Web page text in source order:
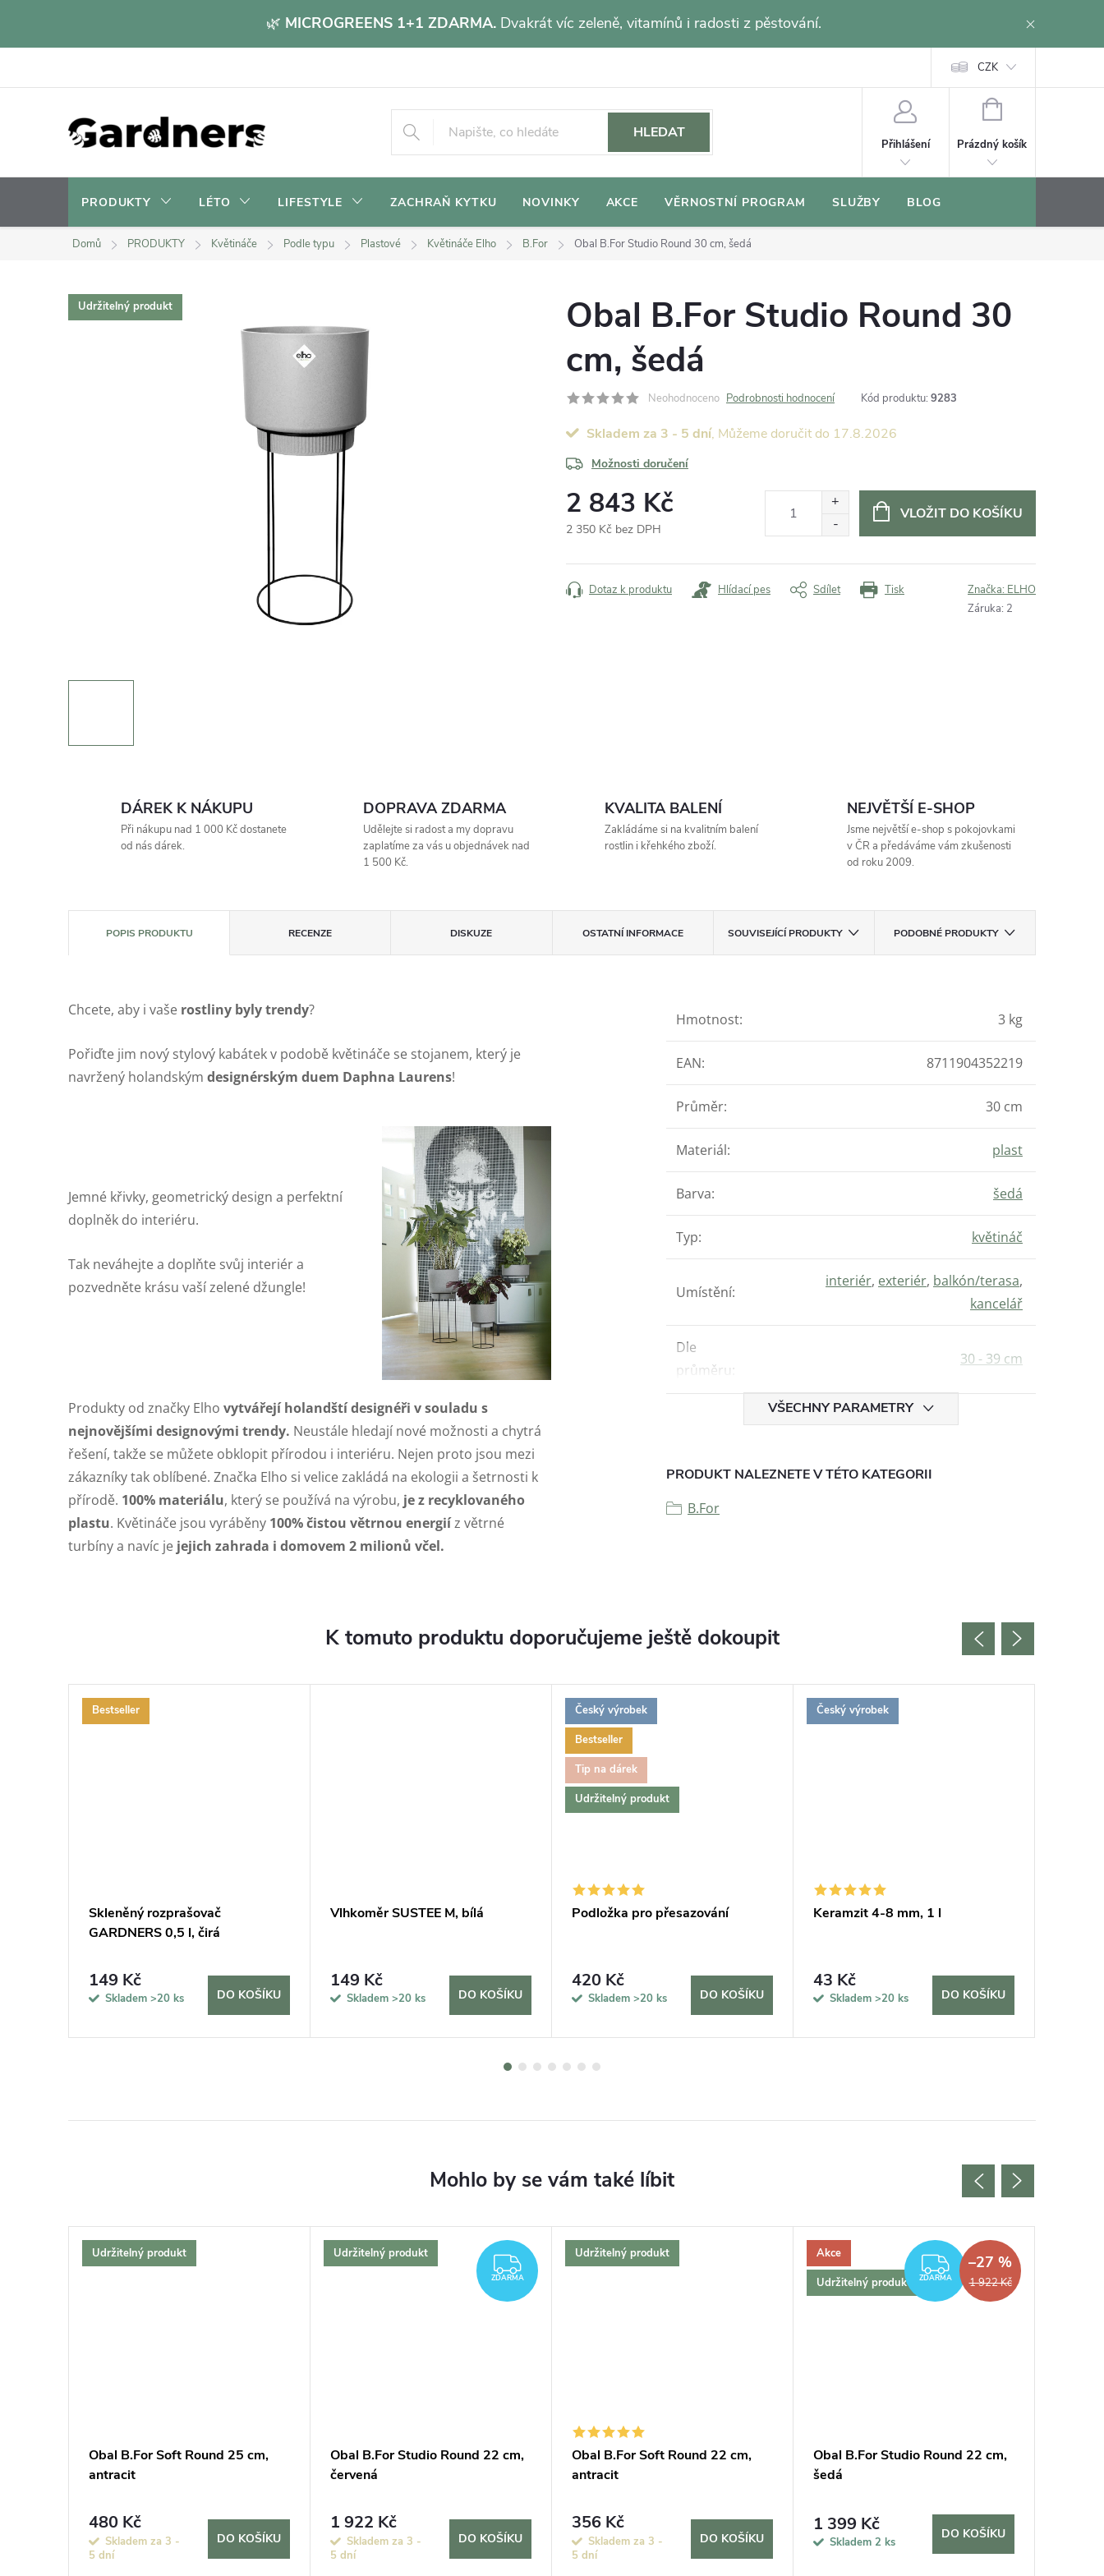
🌿 MICROGREENS 1+1 ZDARMA. Dvakrát víc zeleně, vitamínů i radosti z pěstování.
CZK
HLEDAT
Přihlášení
NÁKUPNÍ
Prázdný košík
PRODUKTY LÉTO LIFESTYLE ZACHRAŇ KYTKU NOVINKY AKCE VĚRNOSTNÍ PROGRAM SLUŽBY BLOG
Domů PRODUKTY Květináče Podle typu Plastové Květináče Elho B.For Obal B.For Studio Round 30 cm, šedá
Udržitelný produkt
Obal B.For Studio Round 30
cm, šedá
Neohodnoceno Podrobnosti hodnocení Kód produktu: 9283
Skladem za 3 - 5 dní 17.8.2026
Možnosti doručení
2 843 Kč
2 350 Kč bez DPH
cena:
VLOŽIT DO KOŠÍKU
Tisk
Dotaz k produktu Hlídací pes Sdílet Značka: ELHO
Záruka: 2
DÁREK K NÁKUPU
Při nákupu nad 1 000 Kč dostanete
od nás dárek.
DOPRAVA ZDARMA
Udělejte si radost a my dopravu
zaplatíme za vás u objednávek nad
1 500 Kč.
KVALITA BALENÍ
Zakládáme si na kvalitním balení
rostlin i křehkého zboží.
NEJVĚTŠÍ E-SHOP
Jsme největší e-shop s pokojovkami
v ČR a předáváme vám zkušenosti
od roku 2009.
POPIS PRODUKTU RECENZE DISKUZE OSTATNÍ INFORMACE SOUVISEJÍCÍ PRODUKTY PODOBNÉ PRODUKTY
Chcete, aby i vaše rostliny byly trendy?
Pořiďte jim nový stylový kabátek v podobě květináče se stojanem, který je
navržený holandským designérským duem Daphna Laurens!
Jemné křivky, geometrický design a perfektní
doplněk do interiéru.
Tak neváhejte a doplňte svůj interiér a
pozvedněte krásu vaší zelené džungle!
Produkty od značky Elho vytvářejí holandští designéři v souladu s
nejnovějšími designovými trendy. Neustále hledají nové možnosti a chytrá
řešení, takže se můžete obklopit přírodou i interiéru. Nejen proto jsou mezi
zákazníky tak oblíbené. Značka Elho si velice zakládá na ekologii a šetrnosti k
přírodě. 100% materiálu, který se používá na výrobu, je z recyklovaného
plastu. Květináče jsou vyráběny 100% čistou větrnou energiíz větrné
turbíny a navíc je jejich zahrada i domovem 2 milionů včel.
Hmotnost: 3 kg
EAN: 8711904352219
Průměr: 30 cm
Materiál: plast
Barva: šedá
Typ: květináč
Umístění:
interiér, exteriér, balkón/terasa,
kancelář
Dle
průměru:
30 - 39 cm
VŠECHNY PARAMETRY
PRODUKT NALEZNETE V TÉTO KATEGORII
B.For
K tomuto produktu doporučujeme ještě dokoupit
ZDARMA
Bestseller
Skleněný rozprašovač
GARDNERS 0,5 l, čirá
149 Kč
Skladem >20 ks DO KOŠÍKU
Vlhkoměr SUSTEE M, bílá
149 Kč
Skladem >20 ks DO KOŠÍKU
Český výrobek
Bestseller
Tip na dárek
Udržitelný produkt
Podložka pro přesazování
420 Kč
Skladem >20 ks DO KOŠÍKU
Český výrobek
Keramzit 4-8 mm, 1 l
43 Kč
Skladem >20 ks DO KOŠÍKU
Udržitelný produkt
Obal B.For Soft Round 25 cm,
antracit
480 Kč
Skladem za 3 -
5 dní
DO KOŠÍKU
Udržitelný produkt
ZDARMA
ZDARMA
Obal B.For Studio Round 22 cm,
červená
1 922 Kč
Skladem za 3 -
5 dní
DO KOŠÍKU
Udržitelný produkt
Obal B.For Soft Round 22 cm,
antracit
356 Kč
Skladem za 3 -
5 dní
DO KOŠÍKU
Akce
Udržitelný produkt
ZDARMA
ZDARMA 1 922 Kč
–27 %
Obal B.For Studio Round 22 cm,
šedá
1 399 Kč
Skladem 2 ks
DO KOŠÍKU